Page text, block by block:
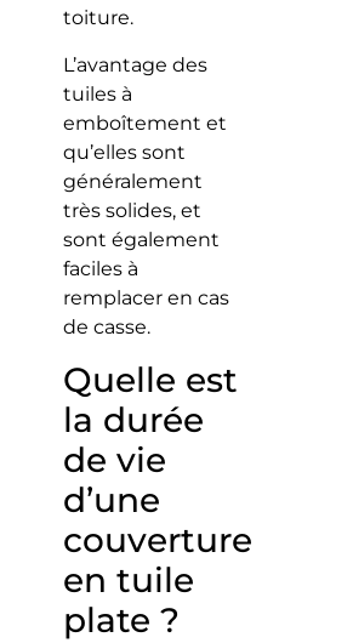
toiture.
L’avantage des
tuiles à
emboîtement et
qu’elles sont
généralement
très solides, et
sont également
faciles à
remplacer en cas
de casse.
Quelle est
la durée
de vie
d’une
couverture
en tuile
plate ?